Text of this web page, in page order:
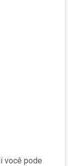
você pode